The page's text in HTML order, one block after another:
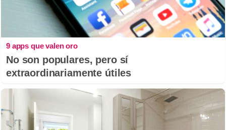
9 apps que valen oro
No son populares, pero sí
extraordinariamente útiles